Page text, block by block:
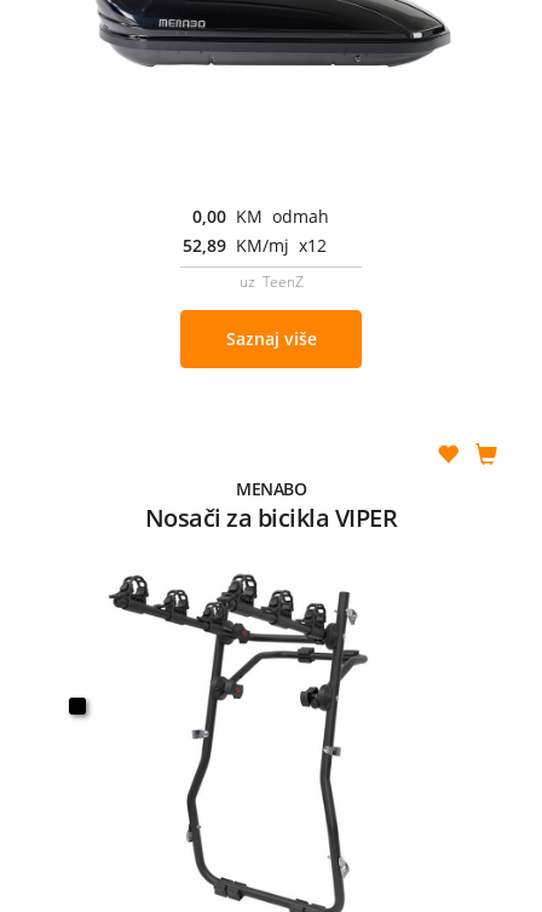
0,00 KM odmah
52,89 KM/mj x12
uz TeenZ
Saznaj više
MENABO
Nosači za bicikla VIPER